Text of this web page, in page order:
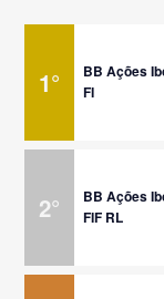
1°
BB Ações
FI
2°
BB Ações
FIF RL